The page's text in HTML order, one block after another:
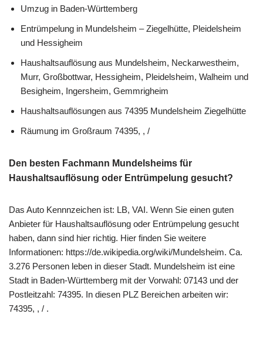
Umzug in Baden-Württemberg
Entrümpelung in Mundelsheim – Ziegelhütte, Pleidelsheim
und Hessigheim
Haushaltsauflösung aus Mundelsheim, Neckarwestheim,
Murr, Großbottwar, Hessigheim, Pleidelsheim, Walheim und
Besigheim, Ingersheim, Gemmrigheim
Haushaltsauflösungen aus 74395 Mundelsheim Ziegelhütte
Räumung im Großraum 74395, , /
Den besten Fachmann Mundelsheims für
Haushaltsauflösung oder Entrümpelung gesucht?
Das Auto Kennnzeichen ist: LB, VAI. Wenn Sie einen guten
Anbieter für Haushaltsauflösung oder Entrümpelung gesucht
haben, dann sind hier richtig. Hier finden Sie weitere
Informationen: https://de.wikipedia.org/wiki/Mundelsheim. Ca.
3.276 Personen leben in dieser Stadt. Mundelsheim ist eine
Stadt in Baden-Württemberg mit der Vorwahl: 07143 und der
Postleitzahl: 74395. In diesen PLZ Bereichen arbeiten wir:
74395, , / .